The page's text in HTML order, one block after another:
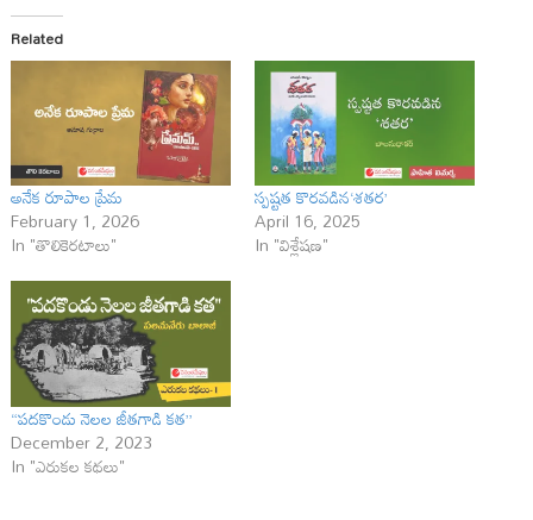
Related
అనేక రూపాల ప్రేమ‌
February 1, 2026
In "తొలికెరటాలు"
స్పష్టత కొరవడిన‘శతర’
April 16, 2025
In "విశ్లేషణ"
“పదకొండు నెలల జీతగాడి కత”
December 2, 2023
In "ఎరుకల కథలు"